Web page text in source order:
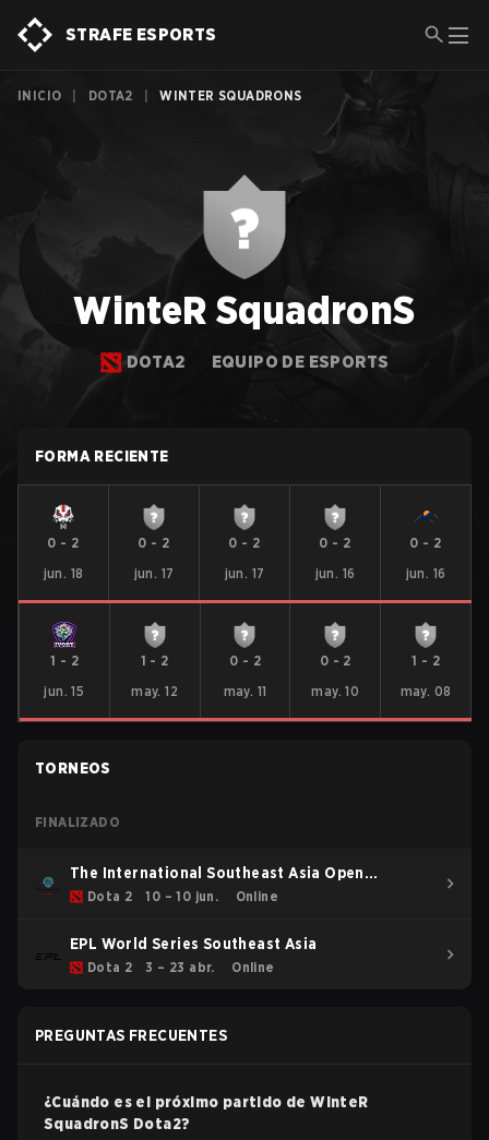
STRAFE ESPORTS
INICIO DOTA2 WINTER SQUADRONS
WinteR SquadronS
DOTA2 EQUIPO DE ESPORTS
FORMA RECIENTE
0 - 2
jun. 18
0 - 2
jun. 17
0 - 2
jun. 17
0 - 2
jun. 16
0 - 2
jun. 16
1 - 2
jun. 15
1 - 2
may. 12
0 - 2
may. 11
0 - 2
may. 10
1 - 2
may. 08
TORNEOS
FINALIZADO
The International Southeast Asia Open
Qualifier 1
Dota 2 10 – 10 jun. Online
EPL World Series Southeast Asia
Dota 2 3 – 23 abr. Online
PREGUNTAS FRECUENTES
¿Cuándo es el próximo partido deWinteR
SquadronS Dota2?